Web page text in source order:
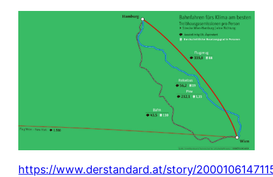
https://www.derstandard.at/story/